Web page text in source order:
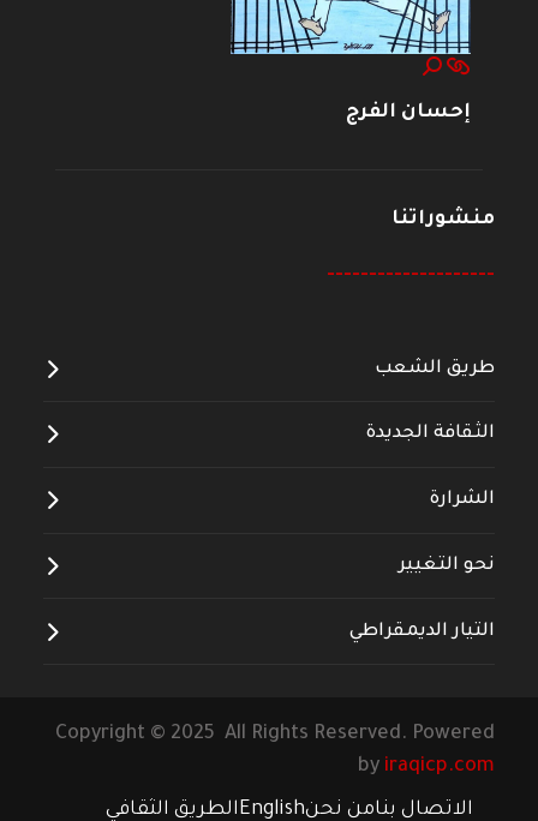
إحسان الفرج
منشوراتنا
--------------------
طريق الشعب
الثقافة الجديدة
الشرارة
نحو التغيير
التيار الديمقراطي
Copyright © 2025 All Rights Reserved. Powered
by iraqicp.com
الاتصال بنامن نحنEnglishالطريق الثقافي